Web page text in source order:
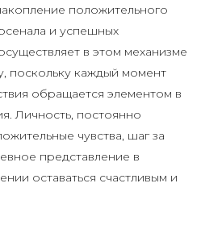
положительного
и успешных
в этом механизме
поскольку каждый момент
обращается элементом в
Личность, постоянно
чувства, шаг за
представление в
оставаться счастливым и